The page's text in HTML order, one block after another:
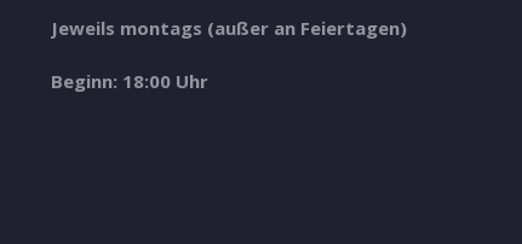
Jeweils montags (außer an Feiertagen)
Beginn: 18:00 Uhr